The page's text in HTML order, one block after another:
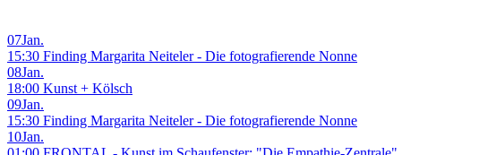
07Jan.
15:30 Finding Margarita Neiteler - Die fotografierende Nonne
08Jan.
18:00 Kunst + Kölsch
09Jan.
15:30 Finding Margarita Neiteler - Die fotografierende Nonne
10Jan.